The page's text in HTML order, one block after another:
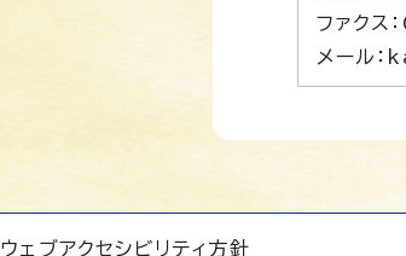
ファク
メール
ウェブアクセシビリティ方針